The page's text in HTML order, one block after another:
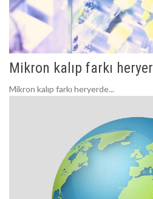
Mikron kalıp farkı
Mikron kalıp farkı heryerde...